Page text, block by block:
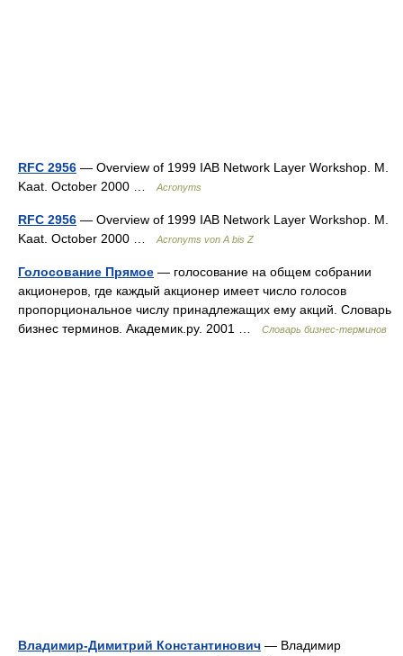
RFC 2956 — Overview of 1999 IAB Network Layer Workshop. M.
Kaat. October 2000 …
Acronyms
RFC 2956 — Overview of 1999 IAB Network Layer Workshop. M.
Kaat. October 2000 …
Acronyms von A bis Z
Голосование Прямое — голосование на общем собрании
акционеров, где каждый акционер имеет число голосов
пропорциональное числу принадлежащих ему акций. Словарь
бизнес терминов. Академик.ру. 2001 …
Словарь бизнес-терминов
Владимир-Димитрий Константинович — Владимир